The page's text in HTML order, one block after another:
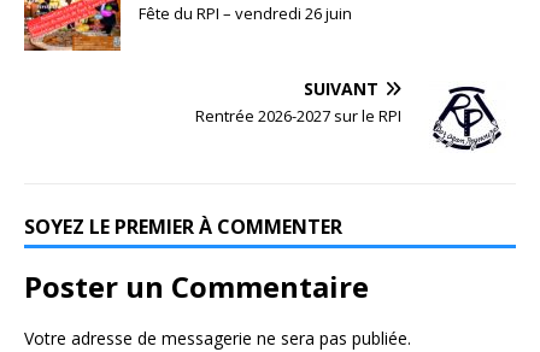
Fête du RPI – vendredi 26 juin
SUIVANT
Rentrée 2026-2027 sur le RPI
SOYEZ LE PREMIER À COMMENTER
Poster un Commentaire
Votre adresse de messagerie ne sera pas publiée.